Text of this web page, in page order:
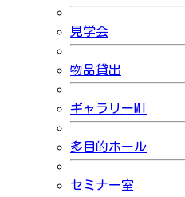
見学会
物品貸出
ギャラリーMI
多目的ホール
セミナー室